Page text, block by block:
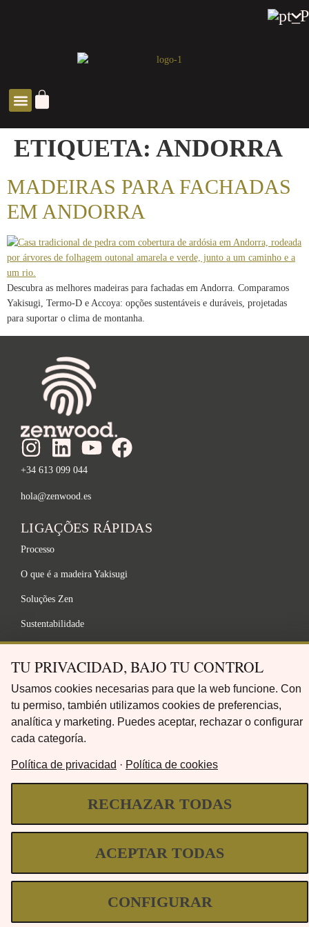
ETIQUETA: ANDORRA
MADEIRAS PARA FACHADAS
EM ANDORRA
Descubra as melhores madeiras para fachadas em Andorra. Comparamos
Yakisugi, Termo-D e Accoya: opções sustentáveis ​​e duráveis, projetadas
para suportar o clima de montanha.
+34 613 099 044
hola@zenwood.es
LIGAÇÕES RÁPIDAS
Processo
O que é a madeira Yakisugi
Soluções Zen
Sustentabilidade
Gama de acabamentos
LEGAL
política de Privacidade
Termos e Condições
Política de Cookies
TU PRIVACIDAD, BAJO TU CONTROL
Usamos cookies necesarias para que la web funcione. Con
tu permiso, también utilizamos cookies de preferencias,
analítica y marketing. Puedes aceptar, rechazar o configurar
cada categoría.
Política de privacidad · Política de cookies
RECHAZAR TODAS
ACEPTAR TODAS
CONFIGURAR